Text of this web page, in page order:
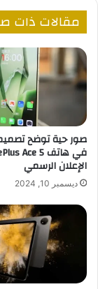
مقالات ذات
صور حية توضح
الإعلان الرسمي
ديسمبر 10, 2024